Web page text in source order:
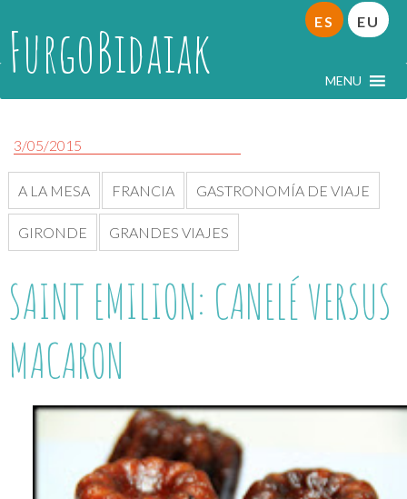
FurgoBidaiak MENU
ES EU
3/05/2015
A LA MESA FRANCIA GASTRONOMÍA DE VIAJE
GIRONDE GRANDES VIAJES
SAINT EMILION: CANELÉ VERSUS
MACARON